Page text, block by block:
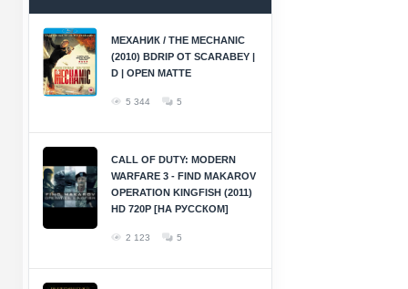
МЕХАНИК / THE MECHANIC
(2010) BDRIP ОТ SCARABEY |
D | OPEN MATTE
5 344 5
CALL OF DUTY: MODERN
WARFARE 3 - FIND MAKAROV
OPERATION KINGFISH (2011)
HD 720P [НА РУССКОМ]
2 123 5